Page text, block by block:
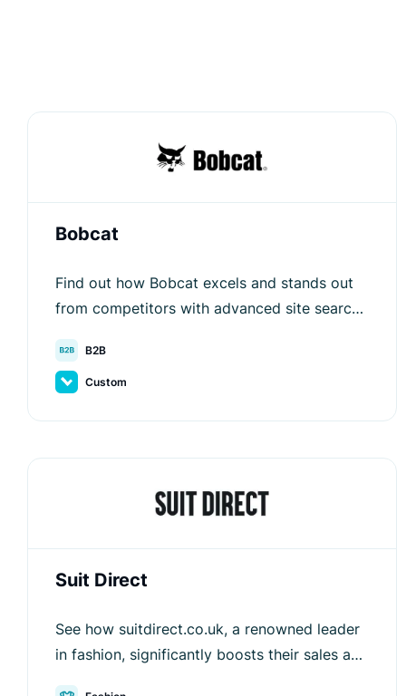
Bobcat
Find out how Bobcat excels and stands out
from competitors with advanced site search
B2B
Custom
Suit Direct
See how suitdirect.co.uk, a renowned leader
in fashion, significantly boosts their sales and